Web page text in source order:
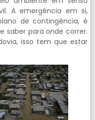
A emergência em si,
de contingência, é
saber para onde correr.
isso tem que estar